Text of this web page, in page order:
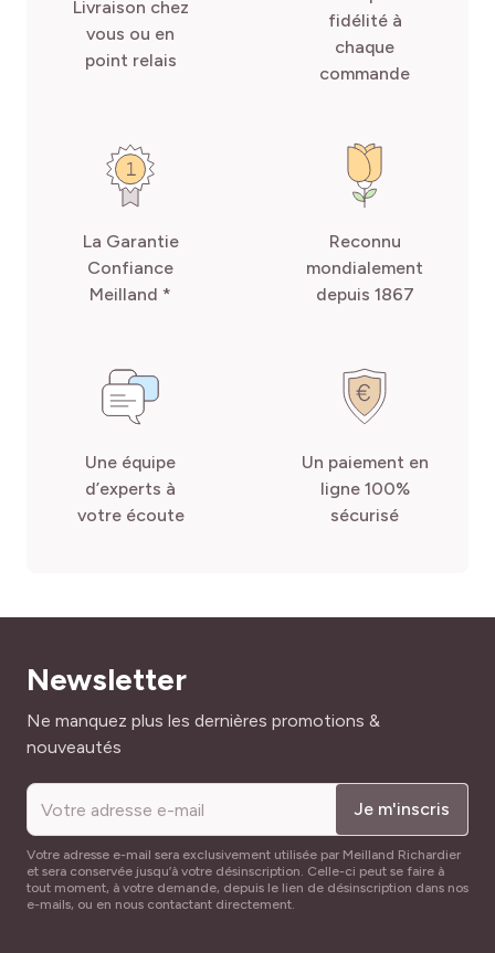
Livraison chez
vous ou en
point relais
fidélité à
chaque
commande
La Garantie
Confiance
Meilland *
Reconnu
mondialement
depuis 1867
Une équipe
d’experts à
votre écoute
Un paiement en
ligne 100%
sécurisé
Newsletter
Adresse mail
Ne manquez plus les dernières promotions &
nouveautés
Je m'inscris
Votre adresse e-mail sera exclusivement utilisée par Meilland Richardier
et sera conservée jusqu’à votre désinscription. Celle-ci peut se faire à
tout moment, à votre demande, depuis le lien de désinscription dans nos
e-mails, ou en nous contactant directement.